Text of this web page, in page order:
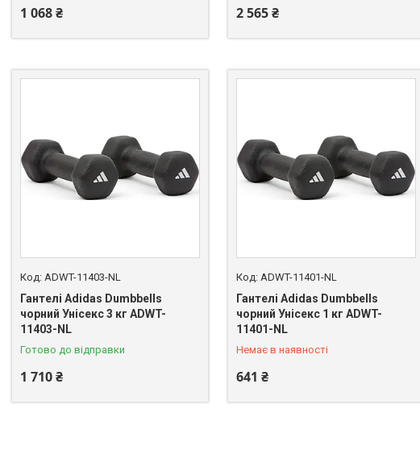
1 068 ₴ 2 565 ₴
ADWT-11403-NL
Гантелі Adidas Dumbbells
чорний Унісекс 3 кг ADWT-
11403-NL
Готово до відправки
1 710 ₴
ADWT-11401-NL
Гантелі Adidas Dumbbells
чорний Унісекс 1 кг ADWT-
11401-NL
Немає в наявності
641 ₴
+380 (63) 441-90-33